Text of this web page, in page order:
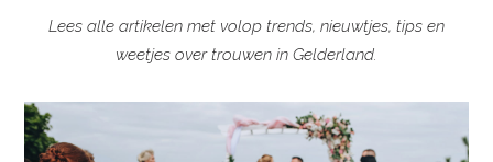
Lees alle artikelen met volop trends, nieuwtjes, tips en
weetjes over trouwen in Gelderland.